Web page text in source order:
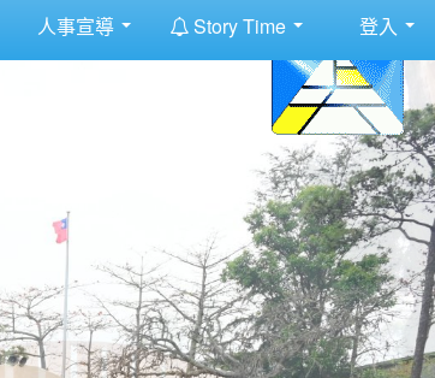
人事宣導 Story Time 登入